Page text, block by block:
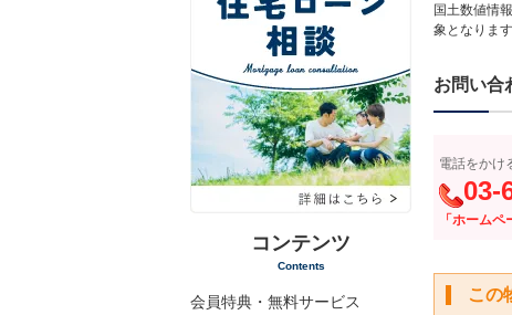
国土数値情
象となりま
お問い合
電話をかけ
03-
「ホームペ
この
コンテンツ
Contents
会員特典・無料サービス